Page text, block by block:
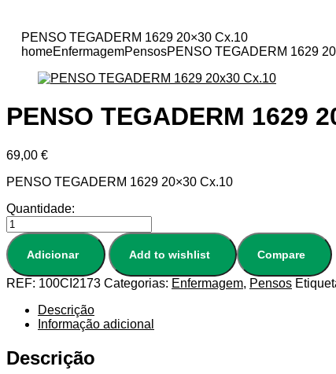
PENSO TEGADERM 1629 20×30 Cx.10
homeEnfermagemPensosPENSO TEGADERM 1629
PENSO TEGADERM 1629
69,00 €
PENSO TEGADERM 1629 20×30 Cx.10
Quantidade:
Adicionar Add to wishlist Compare
REF: 100CI2173 Categorias: Enfermagem, Pensos
Descrição
Informação adicional
Descrição